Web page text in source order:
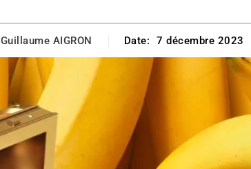
Guillaume AIGRON Date: 7 décembre 2023